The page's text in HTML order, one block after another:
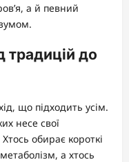
а й певний
традицій до
що підходить усім.
несе свої
обирає короткі
а хтось